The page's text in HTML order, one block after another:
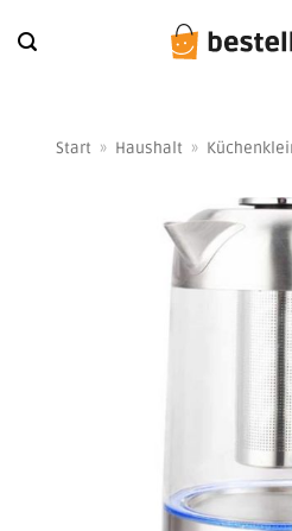
Inhalt
Start » Haushalt »